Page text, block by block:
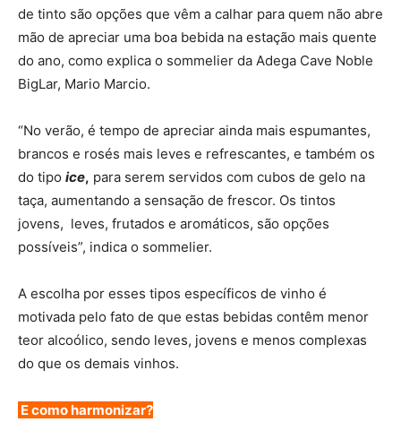
de tinto são opções que vêm a calhar para quem não abre
mão de apreciar uma boa bebida na estação mais quente
do ano, como explica o sommelier da Adega Cave Noble
BigLar, Mario Marcio.
“No verão, é tempo de apreciar ainda mais espumantes,
brancos e rosés mais leves e refrescantes, e também os
do tipo ice, para serem servidos com cubos de gelo na
taça, aumentando a sensação de frescor. Os tintos
jovens, leves, frutados e aromáticos, são opções
possíveis”, indica o sommelier.
A escolha por esses tipos específicos de vinho é
motivada pelo fato de que estas bebidas contêm menor
teor alcoólico, sendo leves, jovens e menos complexas
do que os demais vinhos.
E como harmonizar?